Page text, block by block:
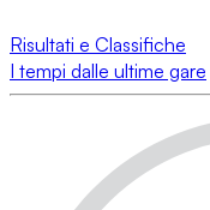
Risultati e Classifiche
I tempi dalle ultime gare